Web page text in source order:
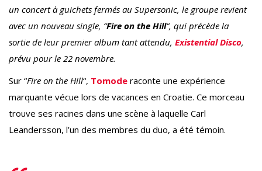
un concert à guichets fermés au Supersonic, le groupe revient
avec un nouveau single, “Fire on the Hill“, qui précède la
sortie de leur premier album tant attendu, Existential Disco,
prévu pour le 22 novembre.
Sur “Fire on the Hill“, Tomode raconte une expérience
marquante vécue lors de vacances en Croatie. Ce morceau
trouve ses racines dans une scène à laquelle Carl
Leandersson, l’un des membres du duo, a été témoin.